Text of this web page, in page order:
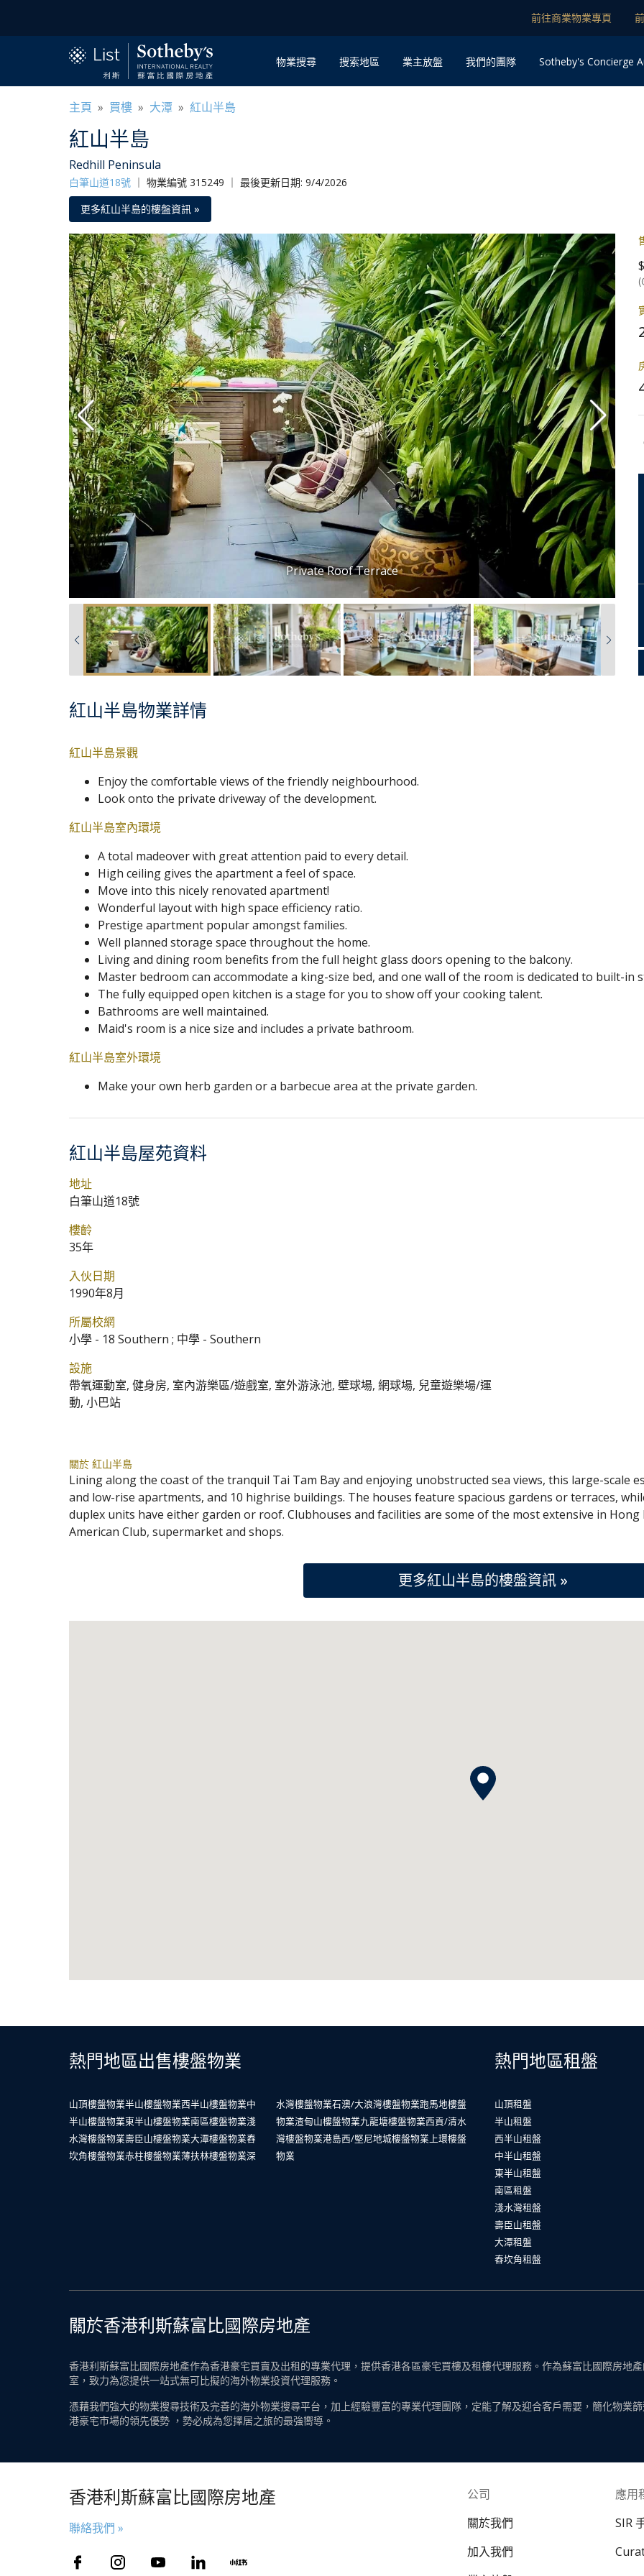
前往商業物業專頁
物業搜尋 搜索地區 業主放盤 我們的團隊 Sotheby's Concierge
主頁 » 買樓 » 大潭 » 紅山半島
紅山半島
Redhill Peninsula
白筆山道18號 ｜ 物業編號 315249 ｜ 最後更新日期: 9/4/2026
更多紅山半島的樓盤資訊 »
紅山半島物業詳情
紅山半島景觀
Enjoy the comfortable views of the friendly neighbourhood.
Look onto the private driveway of the development.
紅山半島室內環境
A total madeover with great attention paid to every detail.
High ceiling gives the apartment a feel of space.
Move into this nicely renovated apartment!
Wonderful layout with high space efficiency ratio.
Prestige apartment popular amongst families.
Well planned storage space throughout the home.
Living and dining room benefits from the full height glass doors opening to the balcony.
Master bedroom can accommodate a king-size bed, and one wall of the room is dedicated to built-in
The fully equipped open kitchen is a stage for you to show off your cooking talent.
Bathrooms are well maintained.
Maid's room is a nice size and includes a private bathroom.
紅山半島室外環境
Make your own herb garden or a barbecue area at the private garden.
紅山半島屋苑資料
地址
白筆山道18號
樓齡
35年
入伙日期
1990年8月
所屬校網
小學 - 18 Southern ; 中學 - Southern
設施
帶氧運動室, 健身房, 室內游樂區/遊戲室, 室外游泳池, 壁球場, 網球場, 兒童遊樂場/運
動, 小巴站
關於 紅山半島
Lining along the coast of the tranquil Tai Tam Bay and enjoying unobstructed sea views, this large-scale
and low-rise apartments, and 10 highrise buildings. The houses feature spacious gardens or terraces,
duplex units have either garden or roof. Clubhouses and facilities are some of the most extensive in Hong
American Club, supermarket and shops.
更多紅山半島的樓盤資訊 »
熱門地區出售樓盤物業
山頂樓盤物業半山樓盤物業西半山樓盤物業中
半山樓盤物業東半山樓盤物業南區樓盤物業淺
水灣樓盤物業壽臣山樓盤物業大潭樓盤物業舂
坎角樓盤物業赤柱樓盤物業薄扶林樓盤物業深
水灣樓盤物業石澳/大浪灣樓盤物業跑馬地樓盤
物業渣甸山樓盤物業九龍塘樓盤物業西貢/清水
灣樓盤物業港島西/堅尼地城樓盤物業 上環樓盤
物業
熱門地區租盤
山頂租盤
半山租盤
西半山租盤
中半山租盤
東半山租盤
南區租盤
淺水灣租盤
壽臣山租盤
大潭租盤
舂坎角租盤
關於香港利斯蘇富比國際房地產
香港利斯蘇富比國際房地產作為香港豪宅買賣及出租的專業代理，提供香港各區豪宅買樓及租樓代理服務。作為蘇富比國際房地
室，致力為您提供一站式無可比擬的海外物業投資代理服務。
憑藉我們強大的物業搜尋技術及完善的海外物業搜尋平台，加上經驗豐富的專業代理團隊，定能了解及迎合客戶需要，簡化物業
港豪宅市場的領先優勢 ，勢必成為您擇居之旅的最強嚮導。
香港利斯蘇富比國際房地產
聯絡我們 »
公司
關於我們
加入我們
應用
SIR